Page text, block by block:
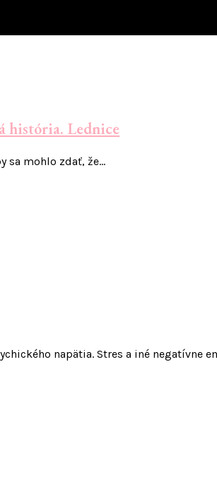
história. Lednice
sa mohlo zdať, že…
napätia. Stres a iné negatívne